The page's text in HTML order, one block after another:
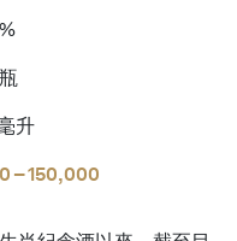
升
– 150,000